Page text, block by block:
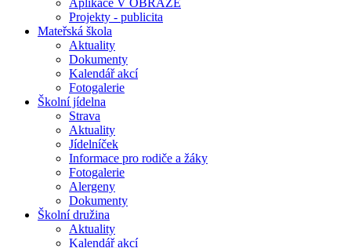
Aplikace V OBRAZE
Projekty - publicita
Mateřská škola
Aktuality
Dokumenty
Kalendář akcí
Fotogalerie
Školní jídelna
Strava
Aktuality
Jídelníček
Informace pro rodiče a žáky
Fotogalerie
Alergeny
Dokumenty
Školní družina
Aktuality
Kalendář akcí